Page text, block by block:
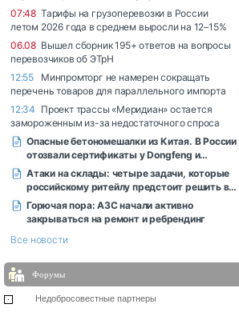
Форумы
Недобросовестные партнеры